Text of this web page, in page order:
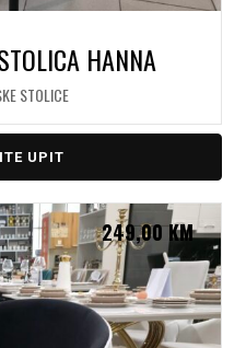
HANNA
STOLICE
UPIT
249,00KM